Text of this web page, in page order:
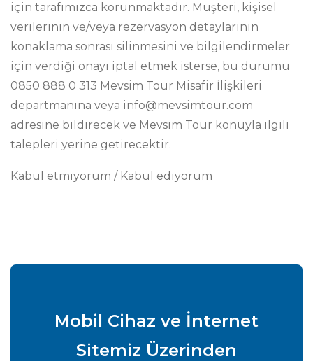
için tarafımızca korunmaktadır. Müşteri, kişisel
verilerinin ve/veya rezervasyon detaylarının
konaklama sonrası silinmesini ve bilgilendirmeler
için verdiği onayı iptal etmek isterse, bu durumu
0850 888 0 313 Mevsim Tour Misafir İlişkileri
departmanına veya info@mevsimtour.com
adresine bildirecek ve Mevsim Tour konuyla ilgili
talepleri yerine getirecektir.
Kabul etmiyorum / Kabul ediyorum
Mobil Cihaz ve İnternet
Sitemiz Üzerinden